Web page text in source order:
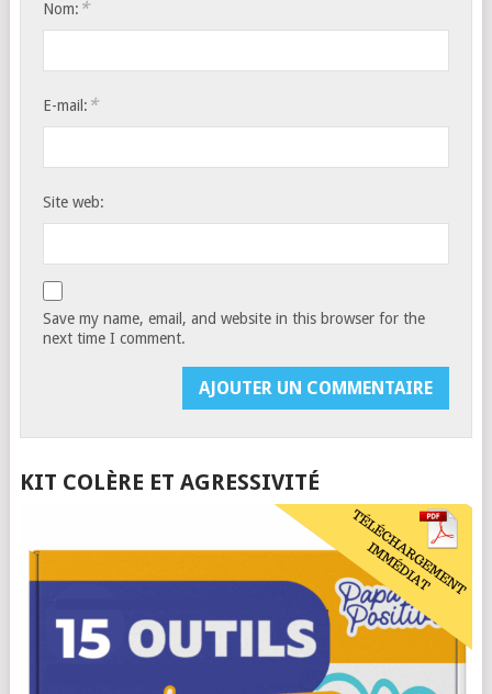
Nom: *
E-mail: *
Site web:
Save my name, email, and website in this browser for the
next time I comment.
KIT COLÈRE ET AGRESSIVITÉ